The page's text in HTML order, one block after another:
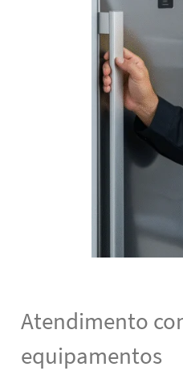
Atendimento
equipamentos